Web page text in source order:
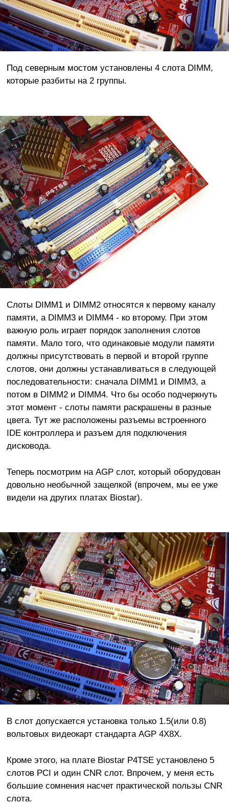
Под северным мостом установлены 4 слота DIMM,
которые разбиты на 2 группы.
Слоты DIMM1 и DIMM2 относятся к первому каналу
памяти, а DIMM3 и DIMM4 - ко второму. При этом
важную роль играет порядок заполнения слотов
памяти. Мало того, что одинаковые модули памяти
должны присутствовать в первой и второй группе
слотов, они должны устанавливаться в следующей
последовательности: сначала DIMM1 и DIMM3, а
потом в DIMM2 и DIMM4. Что бы особо подчеркнуть
этот момент - слоты памяти раскрашены в разные
цвета. Тут же расположены разъемы встроенного
IDE контроллера и разъем для подключения
дисковода.
Теперь посмотрим на AGP слот, который оборудован
довольно необычной защелкой (впрочем, мы ее уже
видели на других платах Biostar).
В слот допускается установка только 1.5(или 0.8)
вольтовых видеокарт стандарта AGP 4X8X.
Кроме этого, на плате Biostar P4TSE установлено 5
слотов PCI и один CNR слот. Впрочем, у меня есть
большие сомнения насчет практической пользы CNR
слота.